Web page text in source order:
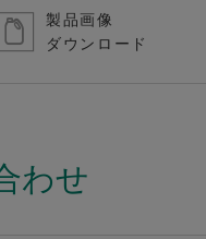
製品画像
ダウンロード
わせ